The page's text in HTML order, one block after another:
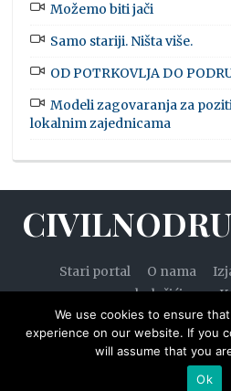
Možemo biti jači
Samo stariji. Ništa više.
OD POTRKOVLJA DO
Modeli zagovaranja za
lokalnim zajednicama
Stari portal O nama
kolačićima
© 2020. — Civilnodruštvo.hr.
Designed by
We use cookies to ensure
experience on our website. If you
will assume that you
Ok